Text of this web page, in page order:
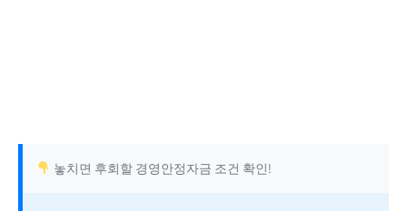
놓치면 후회할 경영안정자금 조건 확인!